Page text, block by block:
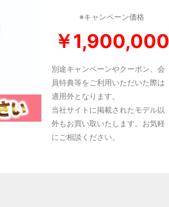
※キャンペーン価格
￥1,900,000
別途キャンペーンやクーポン、会
員特典等をご利用いただいた際は
適用外となります。
当社サイトに掲載されたモデル以
外もお買い取いたします。お気軽
にご相談ください。